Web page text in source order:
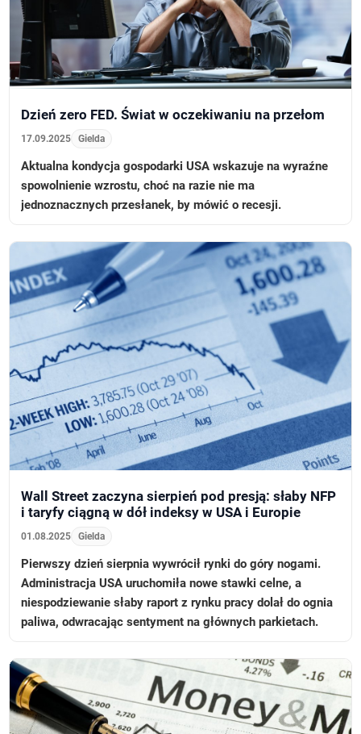
Dzień zero FED. Świat w oczekiwaniu na przełom
17.09.2025 Gielda
Aktualna kondycja gospodarki USA wskazuje na wyraźne
spowolnienie wzrostu, choć na razie nie ma
jednoznacznych przesłanek, by mówić o recesji.
Wall Street zaczyna sierpień pod presją: słaby NFP
i taryfy ciągną w dół indeksy w USA i Europie
01.08.2025 Gielda
Pierwszy dzień sierpnia wywrócił rynki do góry nogami.
Administracja USA uruchomiła nowe stawki celne, a
niespodziewanie słaby raport z rynku pracy dolał do ognia
paliwa, odwracając sentyment na głównych parkietach.